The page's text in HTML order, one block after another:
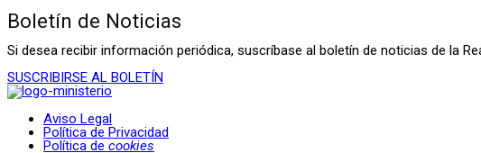
Boletín de Noticias
Si desea recibir información periódica, suscríbase al boletín de noticias de la
SUSCRIBIRSE AL BOLETÍN
Aviso Legal
Política de Privacidad
Política de cookies